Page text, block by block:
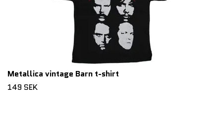
Metallica vintage Barn t-shirt
149 SEK